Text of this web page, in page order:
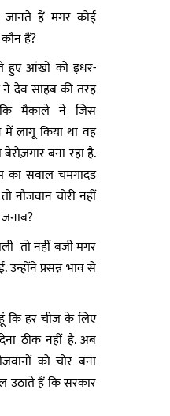
हैं मगर कोई
कौन हैं?
हुए आंखों को इधर-
ने देव साहब की तरह
मैकाले ने जिस
लागू किया था वह
बना रहा है.
का सवाल चमगादड़
नौजवान चोरी नहीं
तो नहीं बजी मगर
प्रसन्न भाव से
कि हर चीज़ के लिए
ठीक नहीं है. अब
को चोर बना
उठाते हैं कि सरकार